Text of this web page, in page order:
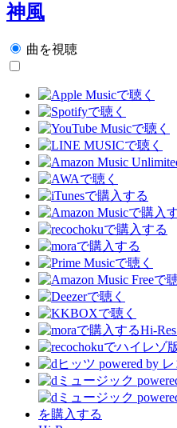
神風
曲を視聴
Hi-Res